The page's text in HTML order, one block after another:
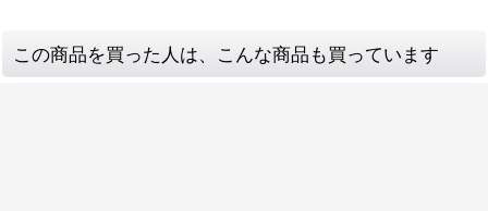
この商品を買った人は、こんな商品も買っています